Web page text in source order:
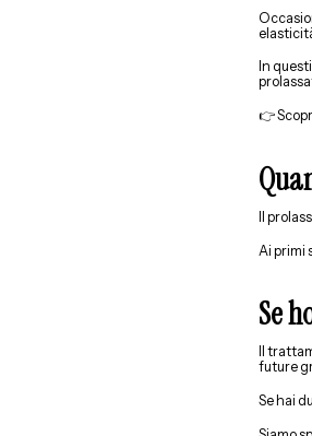
In
👉
Il
Ai primi
Se
Il
future
Se hai